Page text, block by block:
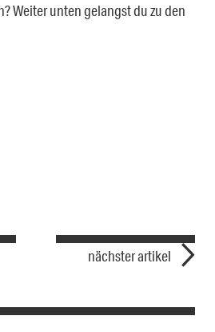
Weiter unten gelangst du zu den
nächster artikel